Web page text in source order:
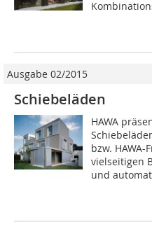
Ausgabe 02/2015
Schiebeläden
HAWA
bzw.
vielseitigen
und